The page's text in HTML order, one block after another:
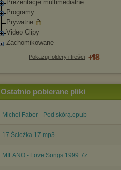
Prezentacje multimedialne
Programy
Prywatne
Video Clipy
Zachomikowane
Pokazuj foldery i treści
Ostatnio pobierane pliki
Michel Faber - Pod skórą.epub
17 Ścieżka 17.mp3
MILANO - Love Songs 1999.7z